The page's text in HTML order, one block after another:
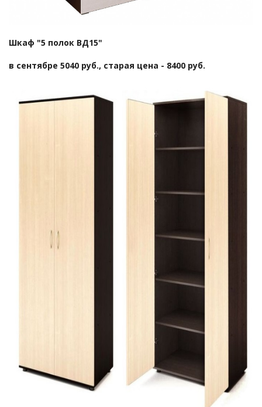
Шкаф "5 полок ВД15"
в сентябре 5040 руб., старая цена - 8400 руб.